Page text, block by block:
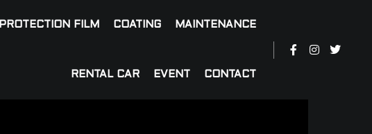
PROTECTION FILM COATING MAINTENANCE
RENTAL CAR EVENT CONTACT